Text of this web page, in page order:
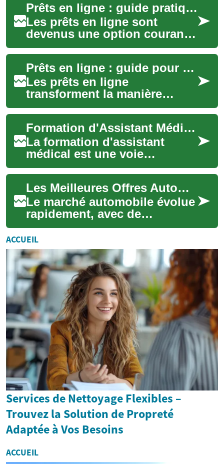
Prêts en ligne : guide pratique pour emprunter en toute connaissance
Les prêts en ligne sont
devenus une option courante
pour financer un projet ou
couvrir une dépense
imprévue. Ce forma...
Prêts en ligne : guide pour emprunter en toute connaissance
Les prêts en ligne
transforment la manière
d'emprunter : démarches
simplifiées, décisions plus
rapides et intégration...
Formation d'Assistant Médical : Tout ce que Vous Devez Savoir
La formation d'assistant
médical est une voie
passionnante pour ceux qui
souhaitent entrer dans le
domaine de la sant...
Les Meilleures Offres Automobiles en 2023 : Tout ce que Vous Devez Savoir
Le marché automobile évolue
rapidement, avec de
nouvelles options et
technologies qui
transforment notre façon de
nou...
ACCUEIL
Services de Nettoyage Flexibles –
Trouvez la Solution de Propreté
Adaptée à Vos Besoins
ACCUEIL